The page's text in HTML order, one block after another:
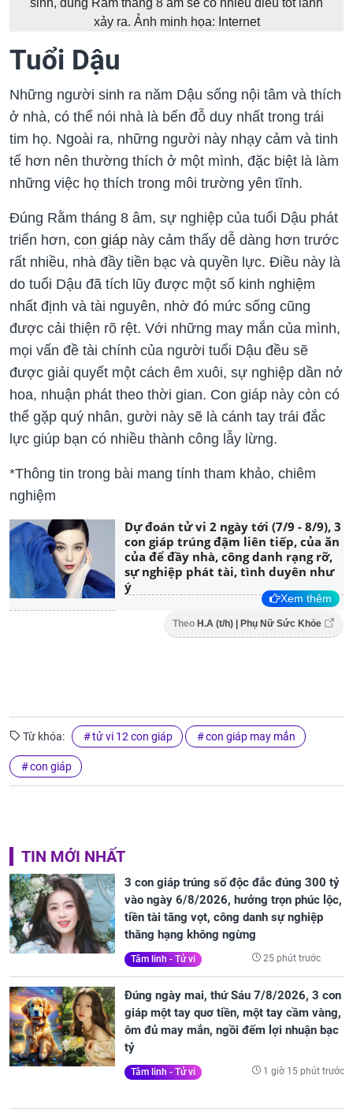
xảy ra. Ảnh minh họa: Internet
Tuổi Dậu
Những người sinh ra năm Dậu sống nội tâm và thích
ở nhà, có thể nói nhà là bến đỗ duy nhất trong trái
tim họ. Ngoài ra, những người này nhạy cảm và tinh
tế hơn nên thường thích ở một mình, đặc biệt là làm
những việc họ thích trong môi trường yên tĩnh.
Đúng Rằm tháng 8 âm, sự nghiệp của tuổi Dậu phát
triển hơn, con giáp này cảm thấy dễ dàng hơn trước
rất nhiều, nhà đầy tiền bạc và quyền lực. Điều này là
do tuổi Dậu đã tích lũy được một số kinh nghiệm
nhất định và tài nguyên, nhờ đó mức sống cũng
được cải thiện rõ rệt. Với những may mắn của mình,
mọi vấn đề tài chính của người tuổi Dậu đều sẽ
được giải quyết một cách êm xuôi, sự nghiệp dần nở
hoa, nhuận phát theo thời gian. Con giáp này còn có
thể gặp quý nhân, gười này sẽ là cánh tay trái đắc
lực giúp bạn có nhiều thành công lẫy lừng.
*Thông tin trong bài mang tính tham khảo, chiêm
nghiệm
Dự đoán tử vi 2 ngày tới (7/9 - 8/9), 3
con giáp trúng đậm liên tiếp, của ăn
của để đầy nhà, công danh rạng rỡ,
sự nghiệp phát tài, tình duyên như
ý
Xem thêm
Theo H.A (t/h) | Phụ Nữ Sức Khỏe
Từ khóa: tử vi 12 con giáp con giáp may mắn
con giáp
TIN MỚI NHẤT
3 con giáp trúng số độc đắc đúng 300 tỷ
vào ngày 6/8/2026, hưởng trọn phúc lộc,
tiền tài tăng vọt, công danh sự nghiệp
thăng hạng không ngừng
Tâm linh - Tử vi 25 phút trước
Đúng ngày mai, thứ Sáu 7/8/2026, 3 con
giáp một tay quơ tiền, một tay cầm vàng,
ôm đủ may mắn, ngồi đếm lợi nhuận bạc
tỷ
Tâm linh - Tử vi 1 giờ 15 phút trước